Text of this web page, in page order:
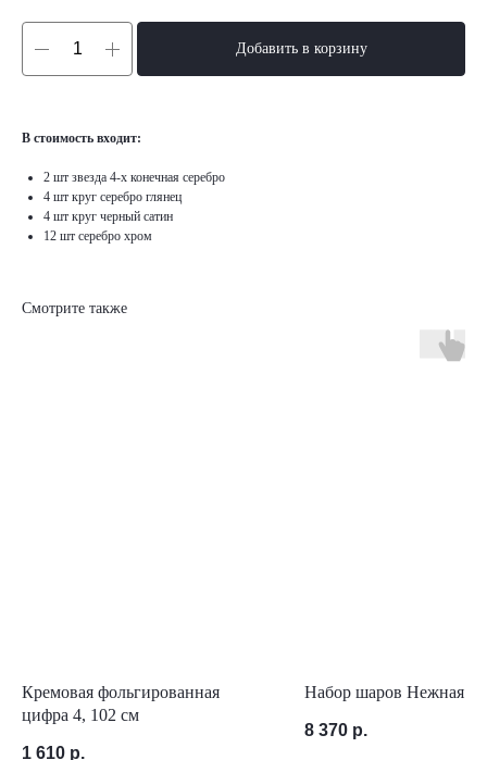
Добавить в корзину
В стоимость входит:
2 шт звезда 4-х конечная серебро
4 шт круг серебро глянец
4 шт круг черный сатин
12 шт серебро хром
Смотрите также
Кремовая фольгированная
цифра 4, 102 см
1 610 р.
Набор шаров Нежная
8 370 р.